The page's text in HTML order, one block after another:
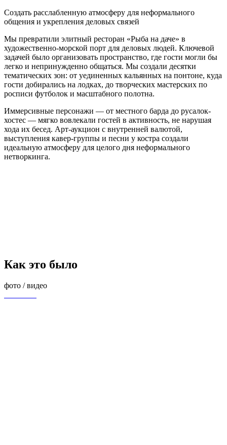
Создать расслабленную атмосферу для неформального
общения и укрепления деловых связей
Мы превратили элитный ресторан «Рыба на даче» в
художественно-морской порт для деловых людей. Ключевой
задачей было организовать пространство, где гости могли бы
легко и непринужденно общаться. Мы создали десятки
тематических зон: от уединенных кальянных на понтоне, куда
гости добирались на лодках, до творческих мастерских по
росписи футболок и масштабного полотна.
Иммерсивные персонажи — от местного барда до русалок-
хостес — мягко вовлекали гостей в активность, не нарушая
хода их бесед. Арт-аукцион с внутренней валютой,
выступления кавер-группы и песни у костра создали
идеальную атмосферу для целого дня неформального
нетворкинга.
Как это было
фото / видео